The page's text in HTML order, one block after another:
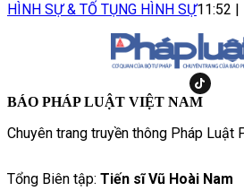
HÌNH SỰ & TỐ TỤNG HÌNH SỰ11:52 |
BÁO PHÁP LUẬT VIỆT NAM
Chuyên trang truyền thông Pháp Luật
Tổng Biên tập: Tiến sĩ Vũ Hoài Nam